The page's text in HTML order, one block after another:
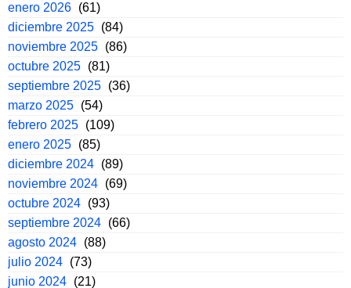
enero 2026 (61)
diciembre 2025 (84)
noviembre 2025 (86)
octubre 2025 (81)
septiembre 2025 (36)
marzo 2025 (54)
febrero 2025 (109)
enero 2025 (85)
diciembre 2024 (89)
noviembre 2024 (69)
octubre 2024 (93)
septiembre 2024 (66)
agosto 2024 (88)
julio 2024 (73)
junio 2024 (21)